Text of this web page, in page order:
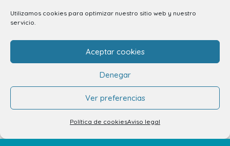
Utilizamos cookies para optimizar nuestro sitio web y nuestro
servicio.
Aceptar cookies
Denegar
Ver preferencias
Política de cookiesAviso legal
Eventos y Novedades
Contacto
Contacto
Alquiler de locales